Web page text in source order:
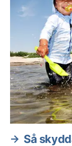
Så